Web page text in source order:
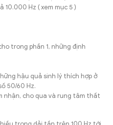
10.000 Hz ( xem mục 5 )
trong phần 1, những định
hậu quả sinh lý thích hợp ở
50/60 Hz.
nhận, cho qua và rung tâm thất